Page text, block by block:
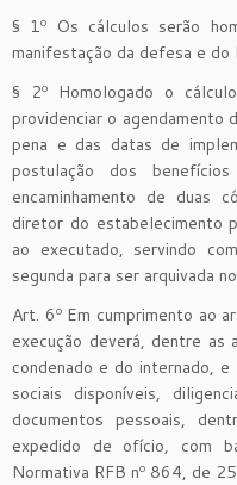
§ 1º Os cálculos serão
manifestação da defesa e do
§ 2º Homologado o
providenciar o agendamento
pena e das datas de
postulação dos
encaminhamento de duas
diretor do estabelecimento
ao executado, servindo
segunda para ser arquivada
Art. 6º Em cumprimento ao
execução deverá, dentre as
condenado e do internado,
sociais disponíveis,
documentos pessoais,
expedido de ofício, com
Normativa RFB nº 864, de